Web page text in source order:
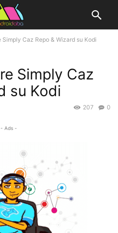
Caz Repo & Wizard su Kodi
Simply Caz
su Kodi
0
207
- Ads -